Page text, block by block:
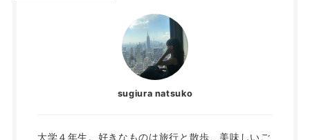
sugiura natsuko
大学４年生。好きなものは旅行と散歩、美味しいご